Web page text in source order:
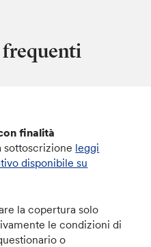
finalità
sottoscrizione leggi
disponibile su
la copertura solo
le condizioni di
o